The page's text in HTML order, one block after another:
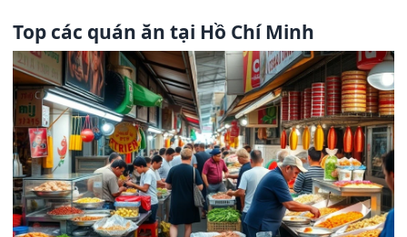
Top các quán ăn tại Hồ Chí Minh